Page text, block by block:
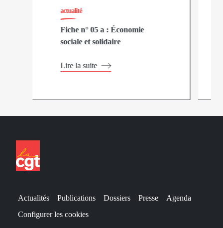
actualité
Fiche n° 05 a : Économie
sociale et solidaire
Lire la suite
Actualités Publications Dossiers Presse
Agenda
Configurer les cookies